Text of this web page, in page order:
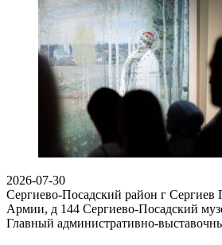
2026-07-30
Сергиево-Посадский район г Сергиев
Армии, д 144 Сергиево-Посадский
Главный административно-